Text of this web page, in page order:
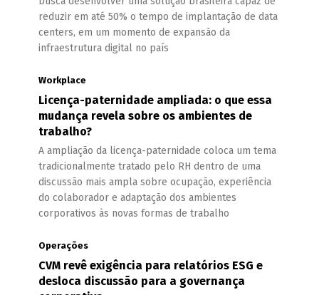
reduzir em até 50% o tempo de implantação de data
centers, em um momento de expansão da
infraestrutura digital no país
Workplace
Licença-paternidade ampliada: o que essa
mudança revela sobre os ambientes de
trabalho?
A ampliação da licença-paternidade coloca um tema
tradicionalmente tratado pelo RH dentro de uma
discussão mais ampla sobre ocupação, experiência
do colaborador e adaptação dos ambientes
corporativos às novas formas de trabalho
Operações
CVM revê exigência para relatórios ESG e
desloca discussão para a governança